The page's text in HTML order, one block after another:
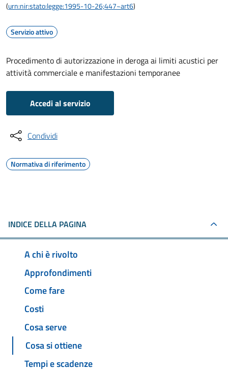
(urn:nir:stato:legge:1995-10-26;447~art6)
Servizio attivo
Procedimento di autorizzazione in deroga ai limiti acustici per
attività commerciale e manifestazioni temporanee
Accedi al servizio
Condividi
Normativa di riferimento
INDICE DELLA PAGINA
A chi è rivolto
Approfondimenti
Come fare
Costi
Cosa serve
Cosa si ottiene
Tempi e scadenze